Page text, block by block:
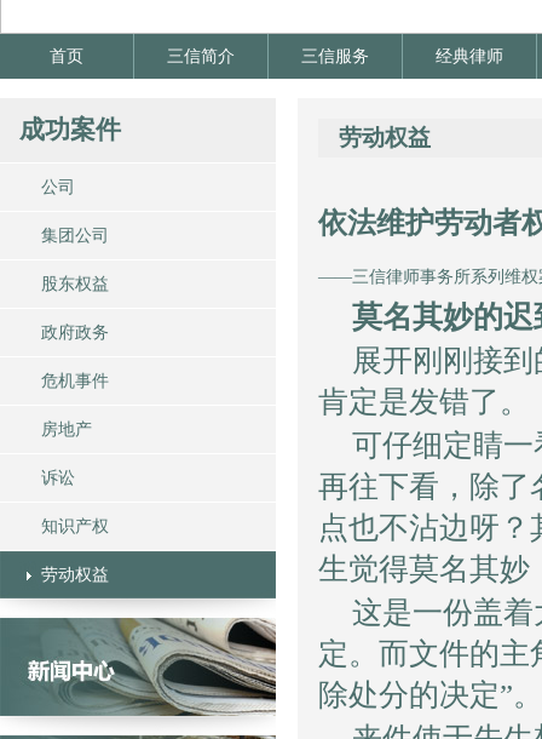
首页 三信简介 三信服务 经典律师
成功案件
公司
集团公司
股东权益
政府政务
危机事件
房地产
诉讼
知识产权
劳动权益
劳动权益
依法维护劳动者
——三信律师事务所系列维权
莫名其妙的
展开刚刚接
肯定是发错了。
可仔细定睛
再往下看，除了
点也不沾边呀
生觉得莫名其妙
这是一份盖
定。而文件的主
除处分的决定”。